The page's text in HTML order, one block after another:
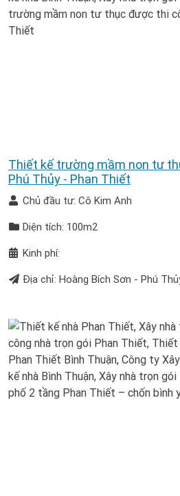
Thiết kế trường mầm non tư
Phú Thủy - Phan Thiết
Chủ đầu tư: Cô Kim Anh
Diện tích: 100m2
Kinh phí:
Địa chỉ: Hoàng Bích Sơn - Phú